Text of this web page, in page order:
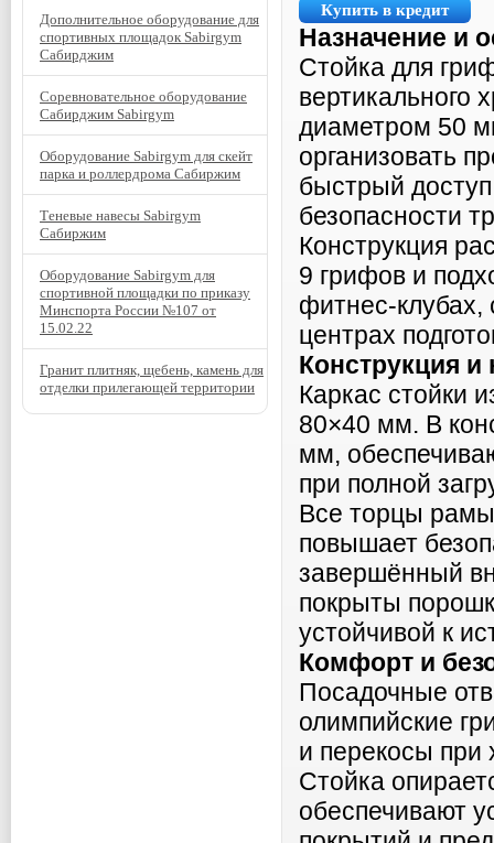
Купить в кредит
Назначение и
Стойка для
вертикального
диаметром 50
организовать
быстрый
безопасности
Конструкция
9 грифов и
фитнес-клубах,
центрах
Конструкция и
Каркас стойки
80×40 мм. В
мм,
при полной
Все торцы
повышает
завершённый
покрыты
устойчивой к
Комфорт и
Посадочные
олимпийские
и перекосы при
Стойка
обеспечивают
Дополнительное оборудование для
спортивных площадок Sabirgym
Сабирджим
Соревновательное оборудование
Сабирджим Sabirgym
Оборудование Sabirgym для скейт
парка и роллердрома Сабиржим
Теневые навесы Sabirgym
Сабиржим
Оборудование Sabirgym для
спортивной площадки по приказу
Минспорта России №107 от
15.02.22
Гранит плитняк, щебень, камень для
отделки прилегающей территории